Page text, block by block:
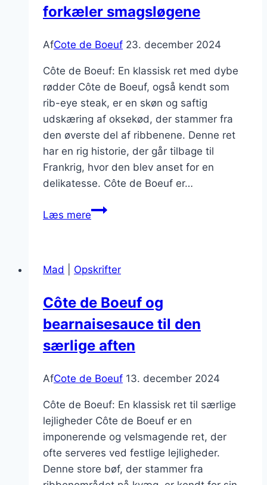
forkæler smagsløgene
AfCote de Boeuf 23. december 2024
Côte de Boeuf: En klassisk ret med dybe
rødder Côte de Boeuf, også kendt som
rib-eye steak, er en skøn og saftig
udskæring af oksekød, der stammer fra
den øverste del af ribbenene. Denne ret
har en rig historie, der går tilbage til
Frankrig, hvor den blev anset for en
delikatesse. Côte de Boeuf er…
Læs mereCôte
flødekartoffelgratin
forkæler
smagsløgene
Mad Opskrifter
Côte de Boeuf og
bearnaisesauce til den
særlige aften
AfCote de Boeuf 13. december 2024
Côte de Boeuf: En klassisk ret til særlige
lejligheder Côte de Boeuf er en
imponerende og velsmagende ret, der
ofte serveres ved festlige lejligheder.
Denne store bøf, der stammer fra